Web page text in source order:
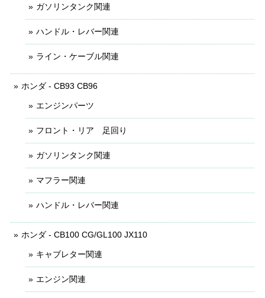
ガソリンタンク関連
ハンドル・レバー関連
ライン・ケーブル関連
ホンダ - CB93 CB96
エンジンパーツ
フロント・リア 足回り
ガソリンタンク関連
マフラー関連
ハンドル・レバー関連
ホンダ - CB100 CG/GL100 JX110
キャブレター関連
エンジン関連